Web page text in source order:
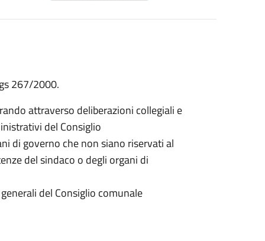
267/2000.
attraverso deliberazioni collegiali e
del Consiglio
di governo che non siano riservati al
del sindaco o degli organi di
del Consiglio comunale